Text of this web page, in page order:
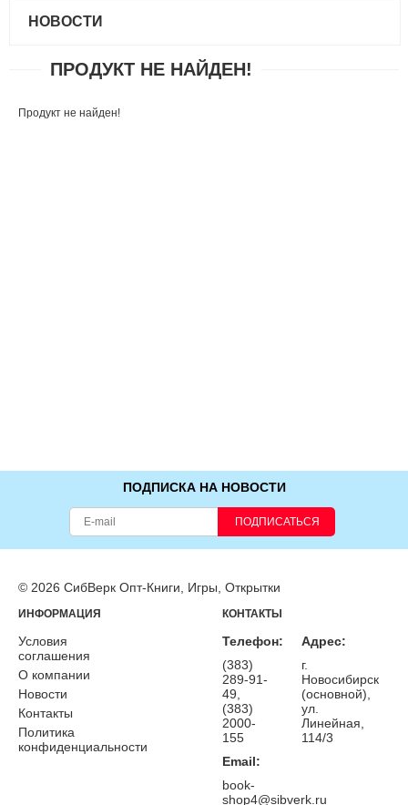
НОВОСТИ
ПРОДУКТ НЕ НАЙДЕН!
Продукт не найден!
ПОДПИСКА НА НОВОСТИ
ПОДПИСАТЬСЯ
© 2026 СибВерк Опт-Книги, Игры, Открытки
ИНФОРМАЦИЯ
Условия
соглашения
О компании
Новости
Контакты
Политика
конфиденциальности
КОНТАКТЫ
Телефон:
(383)
289-91-
49,
(383)
2000-
155
Email:
book-
shop4@sibverk.ru
Адрес:
г.
Новосибирск
(основной),
ул.
Линейная,
114/3